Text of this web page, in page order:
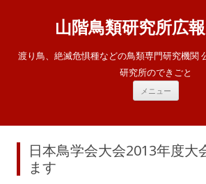
山階鳥類研究所広
渡り鳥、絶滅危惧種などの鳥類専門研究機関
研究所のできごと
メニュー
ツ
ス
キ
日本鳥学会大会2013年度大
ます